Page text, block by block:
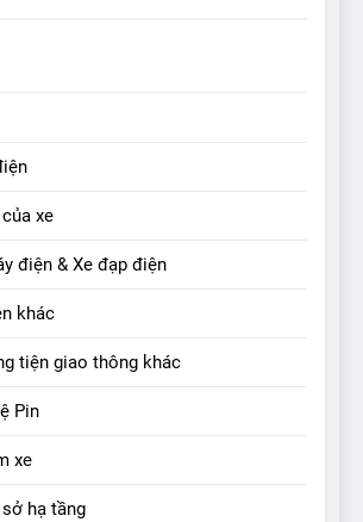
xe
điện & Xe đạp điện
khác
tiện giao thông khác
Pin
xe
hạ tầng